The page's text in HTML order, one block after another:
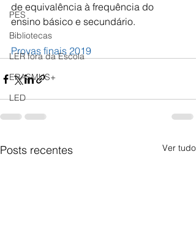
PES
Bibliotecas
LER fora da Escola
ERASMUS+
LED
de equivalência à frequência do
ensino básico e secundário.
Provas finais 2019
Posts recentes Ver tudo